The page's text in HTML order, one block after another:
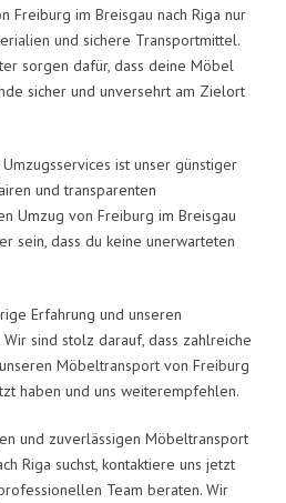
Freiburg im Breisgau nach Riga nur
und sichere Transportmittel.
sorgen dafür, dass deine Möbel
sicher und unversehrt am Zielort
ist unser günstiger
und transparenten
Umzug von Freiburg im Breisgau
sein, dass du keine unerwarteten
Erfahrung und unseren
sind stolz darauf, dass zahlreiche
Möbeltransport von Freiburg
haben und uns weiterempfehlen.
und zuverlässigen Möbeltransport
Riga suchst, kontaktiere uns jetzt
Team beraten. Wir